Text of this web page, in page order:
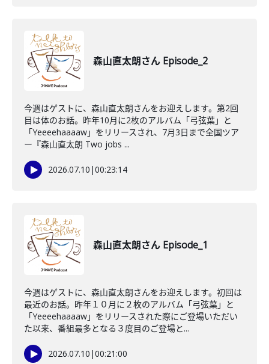
森山直太朗さん Episode_2
今週はゲストに、森山直太朗さんをお迎えします。第2回
目は体のお話。昨年10月に2枚のアルバム「弓弦葉」と
「Yeeeehaaaaw」をリリースされ、7月3日まで全国ツア
ー『森山直太朗 Two jobs ...
2026.07.10 |00:23:14
森山直太朗さん Episode_1
今週はゲストに、森山直太朗さんをお迎えします。初回は
最近のお話。昨年１０月に２枚のアルバム「弓弦葉」と
「Yeeeehaaaaw」をリリースされた際にご登場いただい
た以来、番組最多となる３度目のご登場と...
2026.07.10 |00:21:00